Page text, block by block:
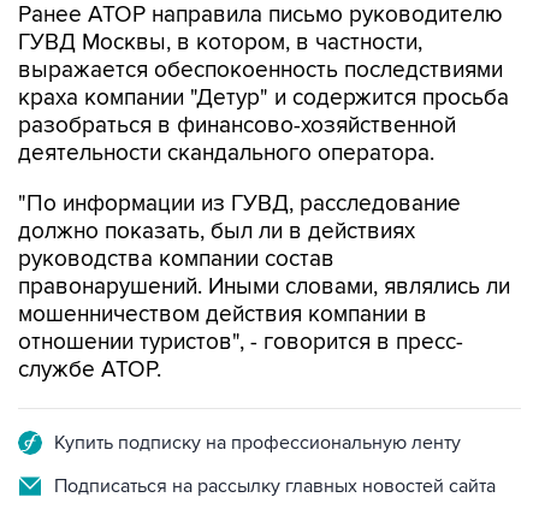
Ранее АТОР направила письмо руководителю
ГУВД Москвы, в котором, в частности,
выражается обеспокоенность последствиями
краха компании "Детур" и содержится просьба
разобраться в финансово-хозяйственной
деятельности скандального оператора.
"По информации из ГУВД, расследование
должно показать, был ли в действиях
руководства компании состав
правонарушений. Иными словами, являлись ли
мошенничеством действия компании в
отношении туристов", - говорится в пресс-
службе АТОР.
Купить подписку на профессиональную ленту
Подписаться на рассылку главных новостей сайта